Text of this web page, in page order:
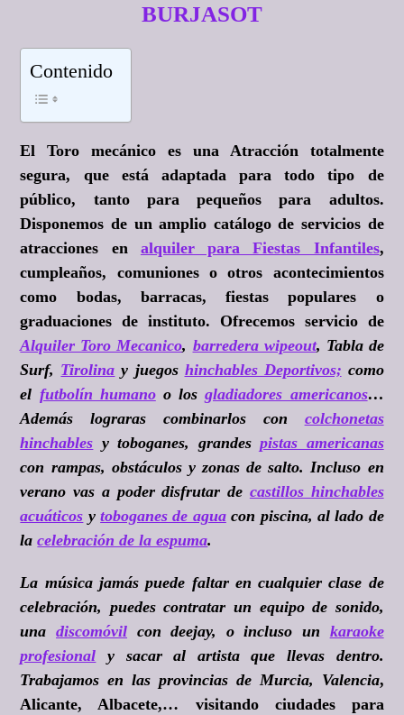
BURJASOT
Contenido
El Toro mecánico es una Atracción totalmente
segura, que está adaptada para todo tipo de
público, tanto para pequeños para adultos.
Disponemos de un amplio catálogo de servicios de
atracciones en alquiler para Fiestas Infantiles,
cumpleaños, comuniones o otros acontecimientos
como bodas, barracas, fiestas populares o
graduaciones de instituto. Ofrecemos servicio de
Alquiler Toro Mecanico, barredera wipeout, Tabla de
Surf, Tirolina y juegos hinchables Deportivos; como
el futbolín humanoo losgladiadores americanos…
Además lograras combinarlos con colchonetas
hinchables y toboganes, grandespistas americanas
con rampas, obstáculos y zonas de salto. Incluso en
verano vas a poder disfrutar de castillos hinchables
acuáticos ytoboganes de aguacon piscina, al lado de
lacelebración de la espuma.
La música jamás puede faltar en cualquier clase de
celebración, puedes contratar un equipo de sonido,
unadiscomóvil con deejay, o incluso un karaoke
profesional y sacar al artista que llevas dentro.
Trabajamos en las provincias de Murcia, Valencia,
Alicante, Albacete,… visitando ciudades para